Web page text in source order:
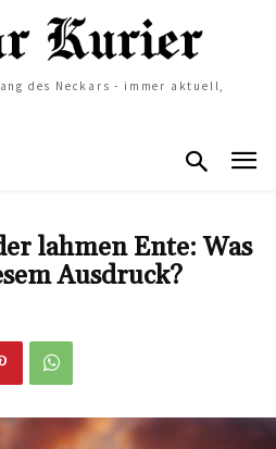
des Neckars - immer aktuell,
lahmen Ente: Was
Ausdruck?